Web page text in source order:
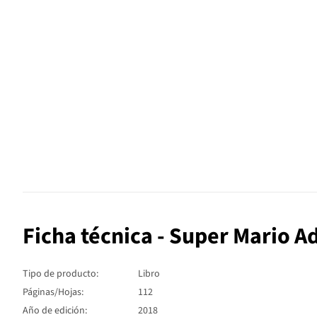
Ficha técnica - Super Mario
Tipo de producto:
Libro
Páginas/Hojas:
112
Año de edición:
2018